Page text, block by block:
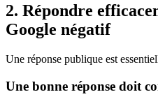
2. Répondre
Google négatif
Une réponse publique est
Une bonne réponse doit